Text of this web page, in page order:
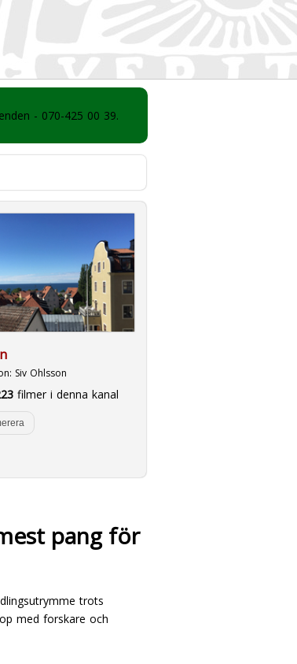
- 070-425 00 39.
Siv Ohlsson
filmer i denna kanal
pang för
trots
med forskare och